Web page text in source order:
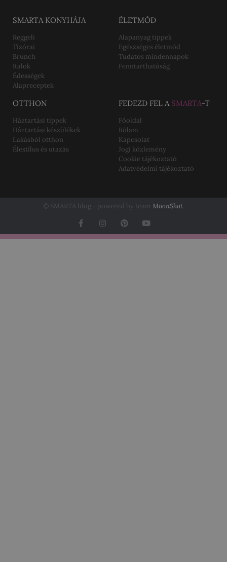
SMARTA KONYHÁJA
Reggeli
Tízórai
Brunch
Italok
Édességek
Alapreceptek
ÉLETMÓD
Alapanyag tippek
Egészséges életmód
Tudatos mindennapok
Fenntarthatóság
OTTHON
Háztartási tippek
Háztartási készülékek
Lakásból otthon
Élestílus és utazás
FEDEZD FEL A SMARTA-T
Főoldal
Rólam
Kapcsolat
Jogi közlemény
Cookie tájékoztató
Adatvédelmi tájékoztató
© SMARTA blog - powered by team MoonShot.